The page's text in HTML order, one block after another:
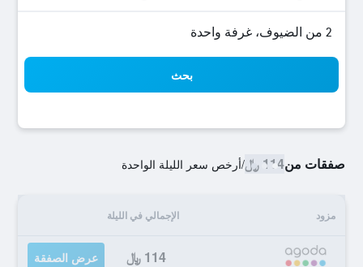
2 من الضيوف، غرفة واحدة
بحث
صفقات من114 ﷼ /أرخص سعر الليلة الواحدة
مزود الإجمالي في الليلة
114 ﷼ عرض الصفقة